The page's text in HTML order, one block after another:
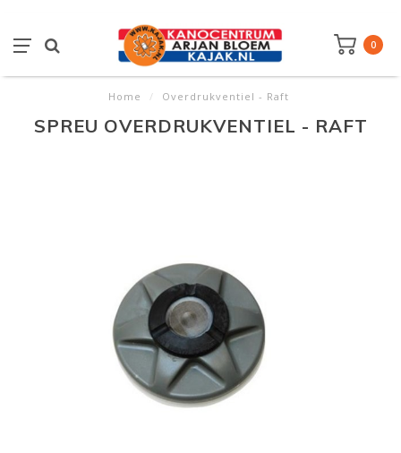
0
Home / Overdrukventiel - Raft
SPREU OVERDRUKVENTIEL - RAFT